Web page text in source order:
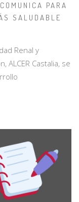
PARA
SALUDABLE
Renal y
ALCER Castalia, se